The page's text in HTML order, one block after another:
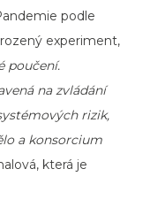
podle
experiment,
poučení.
na zvládání
rizik,
a konsorcium
která je